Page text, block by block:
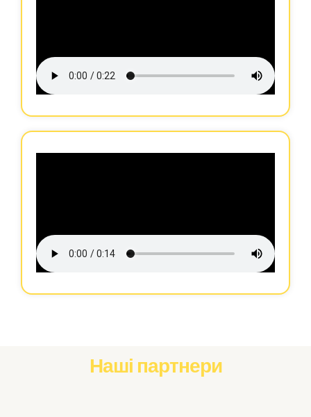
Наші партнери